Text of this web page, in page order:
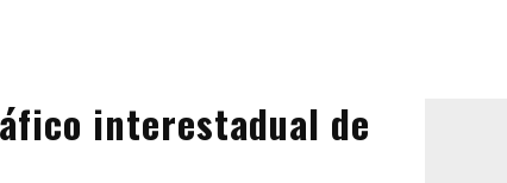
interestadual de